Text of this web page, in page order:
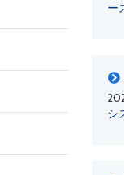
ー
シ